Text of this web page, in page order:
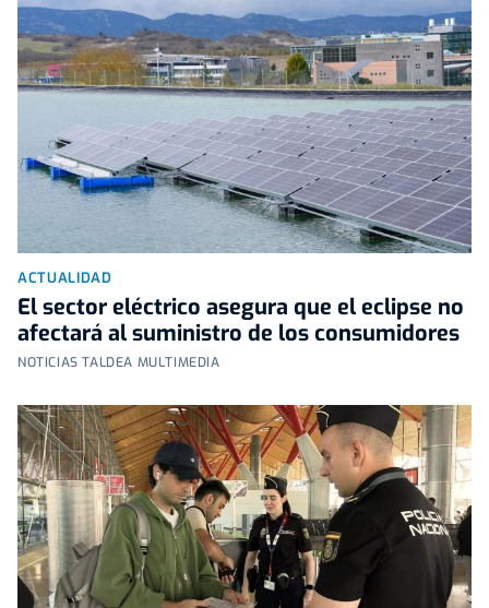
ACTUALIDAD
El sector eléctrico asegura que el eclipse no
afectará al suministro de los consumidores
NOTICIAS TALDEA MULTIMEDIA